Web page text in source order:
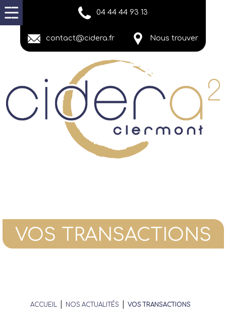
04 44 44 93 13
contact@cidera.fr Nous trouver
VOS TRANSACTIONS
ACCUEIL NOS ACTUALITÉS VOS TRANSACTIONS